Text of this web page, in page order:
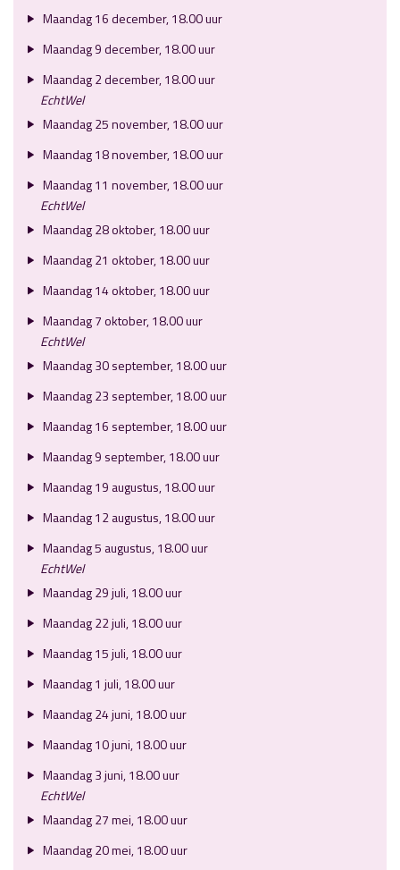
Maandag 16 december, 18.00 uur
Maandag 9 december, 18.00 uur
Maandag 2 december, 18.00 uur
EchtWel
Maandag 25 november, 18.00 uur
Maandag 18 november, 18.00 uur
Maandag 11 november, 18.00 uur
EchtWel
Maandag 28 oktober, 18.00 uur
Maandag 21 oktober, 18.00 uur
Maandag 14 oktober, 18.00 uur
Maandag 7 oktober, 18.00 uur
EchtWel
Maandag 30 september, 18.00 uur
Maandag 23 september, 18.00 uur
Maandag 16 september, 18.00 uur
Maandag 9 september, 18.00 uur
Maandag 19 augustus, 18.00 uur
Maandag 12 augustus, 18.00 uur
Maandag 5 augustus, 18.00 uur
EchtWel
Maandag 29 juli, 18.00 uur
Maandag 22 juli, 18.00 uur
Maandag 15 juli, 18.00 uur
Maandag 1 juli, 18.00 uur
Maandag 24 juni, 18.00 uur
Maandag 10 juni, 18.00 uur
Maandag 3 juni, 18.00 uur
EchtWel
Maandag 27 mei, 18.00 uur
Maandag 20 mei, 18.00 uur